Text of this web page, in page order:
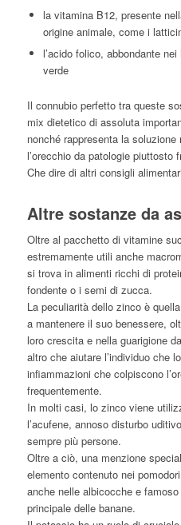
la vitamina B12, presente
origine animale, come i
l’acido folico, abbondante
verde
Il connubio perfetto tra queste
mix dietetico di assoluta
nonché rappresenta la
l’orecchio da patologie piuttosto
Che dire di altri consigli
Altre sostanze da
Oltre al pacchetto di vitamine
estremamente utili anche
si trova in alimenti ricchi di
fondente o i semi di zucca.
La peculiarità dello zinco è
a mantenere il suo benessere,
loro crescita e nella guarigione
altro che aiutare l’individuo che
infiammazioni che colpiscono
frequentemente.
In molti casi, lo zinco viene
l’acufene, annoso disturbo
sempre più persone.
Oltre a ciò, una menzione
elemento contenuto nei
anche nelle albicocche e
principale delle banane.